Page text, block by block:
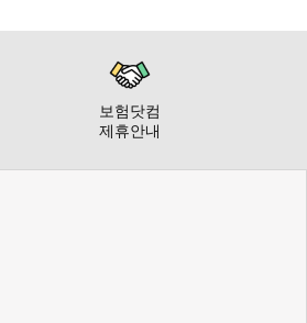
보험닷컴
제휴안내